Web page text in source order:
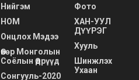
Нийгэм
НОМ
Онцлох Мэдээ
Өвөр Монголын
Соёлын Өдрүүд
Сонгууль-2020
Фото
ХАН-УУЛ
ДҮҮРЭГ
Хууль
Шинжлэх
Ухаан